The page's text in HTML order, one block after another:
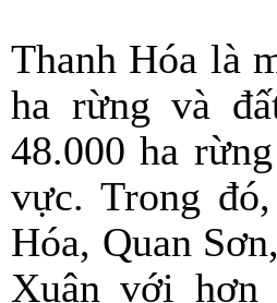
Thanh Hóa là
ha rừng và
48.000 ha
vực. Trong
Hóa, Quan
Xuân với hơn